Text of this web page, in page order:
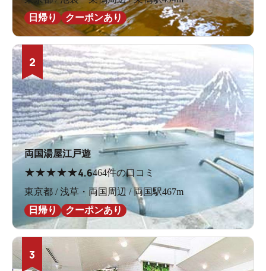
日帰り
クーポンあり
2
両国湯屋江戸遊
★★★★★4.6464件の口コミ
東京都 / 浅草・両国周辺 / 両国駅467m
日帰り
クーポンあり
3